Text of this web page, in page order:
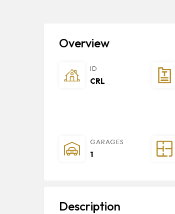
Overview
ID
CRL
GARAGES
1
Description